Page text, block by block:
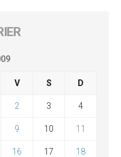
V S D
2 3 4
9 10 11
16 17 18